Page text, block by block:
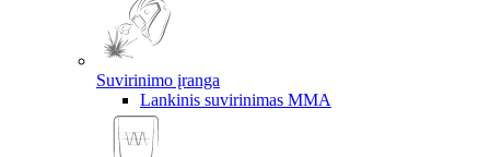
Suvirinimo įranga
Lankinis suvirinimas MMA